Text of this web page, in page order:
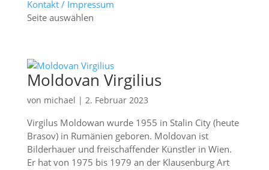
Kontakt / Impressum
Seite auswählen
Moldovan Virgilius
von michael | 2. Februar 2023
Virgilus Moldowan wurde 1955 in Stalin City (heute
Brasov) in Rumänien geboren. Moldovan ist
Bilderhauer und freischaffender Künstler in Wien.
Er hat von 1975 bis 1979 an der Klausenburg Art